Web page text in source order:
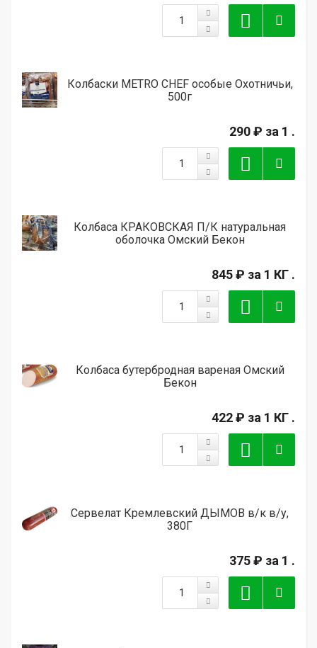
Колбаски METRO CHEF особые Охотничьи,
500г
290 ₽ за 1 .
Колбаса КРАКОВСКАЯ П/К натуральная
оболочка Омский Бекон
845 ₽ за 1 КГ .
Колбаса бутербродная вареная Омский
Бекон
422 ₽ за 1 КГ .
Сервелат Кремлевский ДЫМОВ в/к в/у,
380Г
375 ₽ за 1 .